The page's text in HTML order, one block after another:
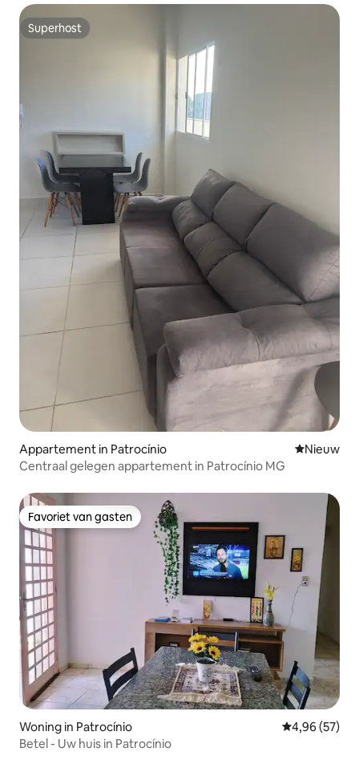
Superhost
Superhost
Appartement in Patrocínio Nieuwe
Nieuw
Centraal gelegen appartement in Patrocínio MG
Favoriet van gasten
Favoriet van gasten
Woning in Patrocínio Gemiddelde
4,96 (57)
Betel - Uw huis in Patrocínio